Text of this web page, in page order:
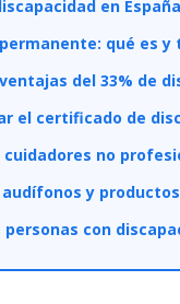
en España
qué es y
del 33% de
el certificado de
cuidadores no
audífonos y
personas con